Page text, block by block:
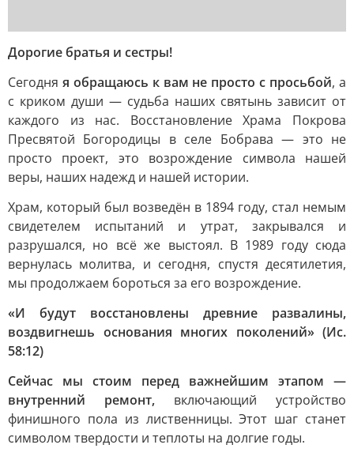
Дорогие братья и сестры!
Сегодня я обращаюсь к вам не просто с просьбой, а
с криком души — судьба наших святынь зависит от
каждого из нас. Восстановление Храма Покрова
Пресвятой Богородицы в селе Бобрава — это не
просто проект, это возрождение символа нашей
веры, наших надежд и нашей истории.
Храм, который был возведён в 1894 году, стал немым
свидетелем испытаний и утрат, закрывался и
разрушался, но всё же выстоял. В 1989 году сюда
вернулась молитва, и сегодня, спустя десятилетия,
мы продолжаем бороться за его возрождение.
«И будут восстановлены древние развалины,
воздвигнешь основания многих поколений» (Ис.
58:12)
Сейчас мы стоим перед важнейшим этапом —
внутренний ремонт, включающий устройство
финишного пола из лиственницы. Этот шаг станет
символом твердости и теплоты на долгие годы.